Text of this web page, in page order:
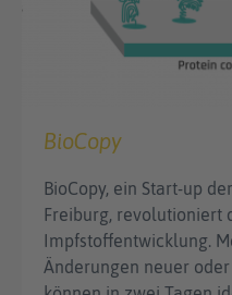
BioCopy
BioCopy, ein Start-up
Freiburg, revolutioniert
Impfstoffentwicklung.
Änderungen neuer